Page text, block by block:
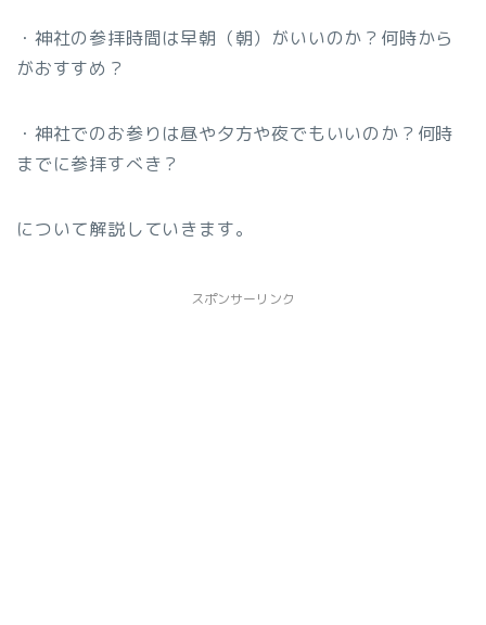
・神社の参拝時間は早朝（朝）がいいのか？何時から
がおすすめ？
・神社でのお参りは昼や夕方や夜でもいいのか？何時
までに参拝すべき？
について解説していきます。
スポンサーリンク